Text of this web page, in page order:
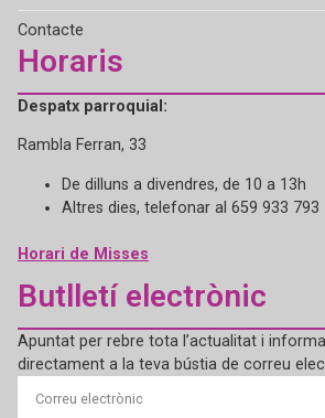
Contacte
Horaris
Despatx parroquial:
Rambla Ferran, 33
De dilluns a divendres, de 10 a 13h
Altres dies, telefonar al 659 933 793
Horari de Misses
Butlletí electrònic
Apuntat per rebre tota l’actualitat i
directament a la teva bústia de correu